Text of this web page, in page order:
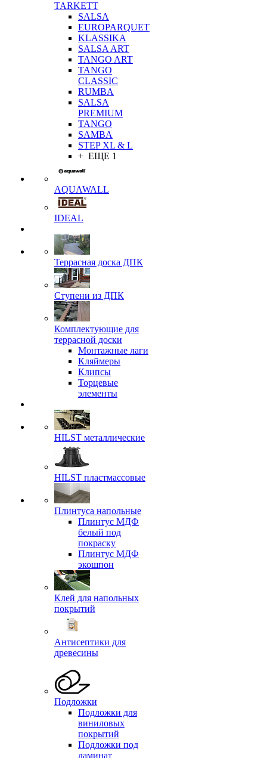
TARKETT
SALSA
EUROPARQUET
KLASSIKA
SALSA ART
TANGO ART
TANGO
CLASSIC
RUMBA
SALSA
PREMIUM
TANGO
SAMBA
STEP XL & L
+ ЕЩЕ 1
AQUAWALL
IDEAL
Террасная доска ДПК
Ступени из ДПК
Комплектующие для
террасной доски
Монтажные лаги
Кляймеры
Клипсы
Торцевые
элементы
HILST металлические
HILST пластмассовые
Плинтуса напольные
Плинтус МДФ
белый под
покраску
Плинтус МДФ
экошпон
Клей для напольных
покрытий
Антисептики для
древесины
Подложки
Подложки для
виниловых
покрытий
Подложки под
ламинат